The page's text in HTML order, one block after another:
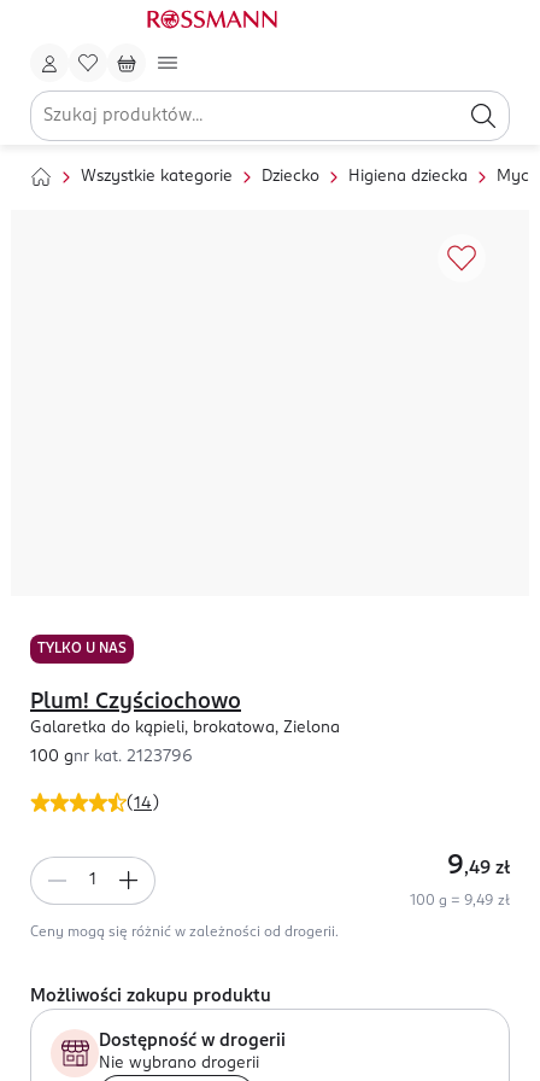
Wszystkie kategorie Dziecko Higiena dziecka
TYLKO U NAS
(14 )
Plum! Czyściochowo
Galaretka do kąpieli, brokatowa, Zielona
100 gnr kat. 2123796
9,49 zł
100 g = 9,49 zł
Ceny mogą się różnić w zależności od drogerii.
Możliwości zakupu produktu
Dostępność w drogerii
Nie wybrano drogerii